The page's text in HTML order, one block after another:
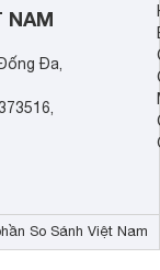
NAM
Đa,
So Sánh Việt Nam